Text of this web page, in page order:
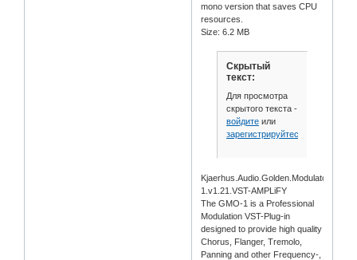
mono version that saves CPU
resources.
Size: 6.2 MB
Скрытый
текст:
Для просмотра
скрытого текста -
войдитеили
зарегистрируйтесь
Kjaerhus.Audio.Golden.Modulator.GMO-
1.v1.21.VST-AMPLiFY
The GMO-1 is a Professional
Modulation VST-Plug-in
designed to provide high quality
Chorus, Flanger, Tremolo,
Panning and other Frequency-,